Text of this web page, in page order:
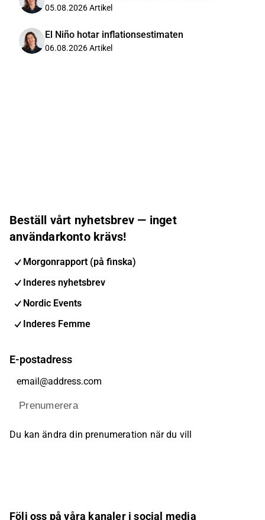
05.08.2026Artikel
El Niño hotar inflationsestimaten
06.08.2026Artikel
Beställ vårt nyhetsbrev — inget
användarkonto krävs!
Morgonrapport (på finska)
Inderes nyhetsbrev
Nordic Events
Inderes Femme
E-postadress
Prenumerera
Du kan ändra din prenumeration när du vill
Följ oss på våra kanaler i social media